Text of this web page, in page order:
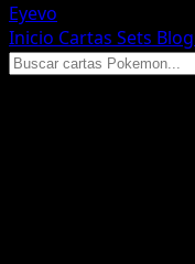
Eyevo
Inicio Cartas Sets Blog